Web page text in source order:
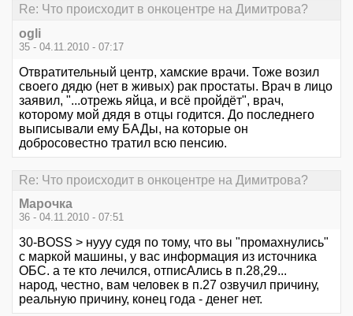
Re: Что происходит в онкоцентре на Димитрова?
ogli
35 - 04.11.2010 - 07:17
Отвратительный центр, хамские врачи. Тоже возил
своего дядю (нет в живых) рак простаты. Врач в лицо
заявил, "...отрежь яйца, и всё пройдёт", врач,
которому мой дядя в отцы годится. До последнего
выписывали ему БАДы, на которые он
добросовестно тратил всю пенсию.
Re: Что происходит в онкоцентре на Димитрова?
Марочка
36 - 04.11.2010 - 07:51
30-BOSS > нууу судя по тому, что вы "промахнулись"
с маркой машины, у вас информация из источника
ОБС. а те кто лечился, отписАлись в п.28,29...
народ, честно, вам человек в п.27 озвучил причину,
реальную причину, конец года - денег нет.